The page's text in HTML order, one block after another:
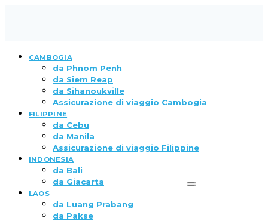
CAMBOGIA
da Phnom Penh
da Siem Reap
da Sihanoukville
Assicurazione di viaggio Cambogia
FILIPPINE
da Cebu
da Manila
Assicurazione di viaggio Filippine
INDONESIA
da Bali
da Giacarta
LAOS
da Luang Prabang
da Pakse